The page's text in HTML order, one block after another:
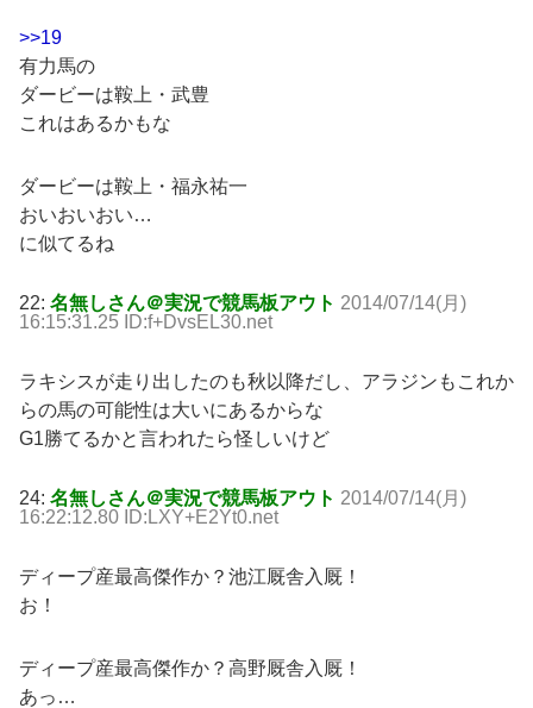
>>19
有力馬の
ダービーは鞍上・武豊
これはあるかもな
ダービーは鞍上・福永祐一
おいおいおい…
に似てるね
22: 名無しさん＠実況で競馬板アウト 2014/07/14(月)
16:15:31.25 ID:f+DvsEL30.net
ラキシスが走り出したのも秋以降だし、アラジンもこれか
らの馬の可能性は大いにあるからな
G1勝てるかと言われたら怪しいけど
24: 名無しさん＠実況で競馬板アウト 2014/07/14(月)
16:22:12.80 ID:LXY+E2Yt0.net
ディープ産最高傑作か？池江厩舎入厩！
お！
ディープ産最高傑作か？高野厩舎入厩！
あっ…